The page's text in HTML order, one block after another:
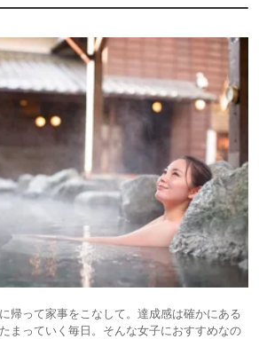
帰って家事をこなして。達成感は確かにある
まっていく毎日。そんな女子におすすめなの